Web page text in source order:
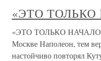
«ЭТО
«ЭТО ТОЛЬКО
Москве Наполеон, тем
настойчиво повторял